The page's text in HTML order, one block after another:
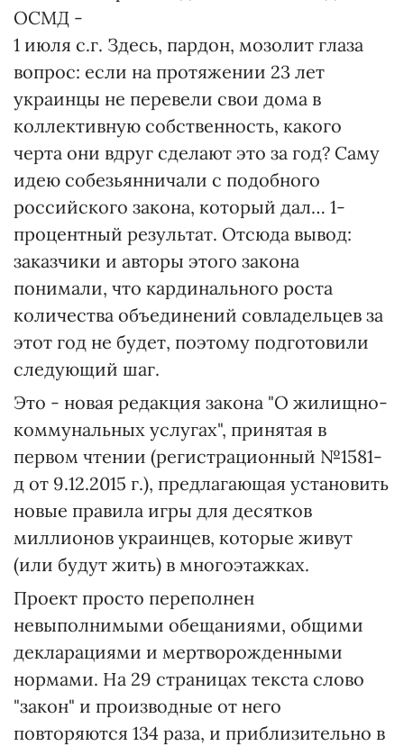
ОСМД -
1 июля с.г. Здесь, пардон, мозолит глаза
вопрос: если на протяжении 23 лет
украинцы не перевели свои дома в
коллективную собственность, какого
черта они вдруг сделают это за год? Саму
идею собезьянничали с подобного
российского закона, который дал… 1-
процентный результат. Отсюда вывод:
заказчики и авторы этого закона
понимали, что кардинального роста
количества объединений совладельцев за
этот год не будет, поэтому подготовили
следующий шаг.
Это - новая редакция закона "О жилищно-
коммунальных услугах", принятая в
первом чтении (регистрационный №1581-
д от 9.12.2015 г.), предлагающая установить
новые правила игры для десятков
миллионов украинцев, которые живут
(или будут жить) в многоэтажках.
Проект просто переполнен
невыполнимыми обещаниями, общими
декларациями и мертворожденными
нормами. На 29 страницах текста слово
"закон" и производные от него
повторяются 134 раза, и приблизительно в